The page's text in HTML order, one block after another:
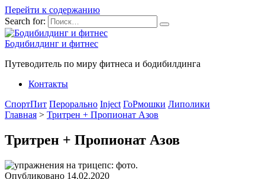
Перейти к содержанию
Search for:
Бодибилдинг и фитнес
Путеводитель по миру фитнеса и бодибилдинга
Контакты
СпортПит Перорально Inject ГоРмошки Липолики
Главная > Тритрен + Пропионат Азов
Тритрен + Пропионат Азов
Опубликовано 14.02.2020